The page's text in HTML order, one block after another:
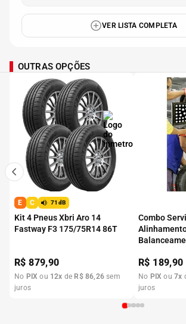
VER LISTA COMPLETA
OUTRAS OPÇÕES
E C 71dB
Kit 4 Pneus Xbri Aro 14
Fastway F3 175/75R14 86T
R$879,90
No PIX ou 12x de R$ 86,26 sem
juros
Combo
R$ 189,90
No PIX ou7x
juros